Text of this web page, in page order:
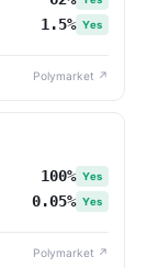
1.5% Yes
Polymarket ↗
100% Yes
0.05% Yes
Polymarket ↗